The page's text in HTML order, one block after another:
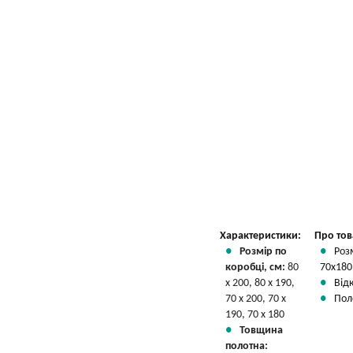
Характеристики:
Розмір по
коробці, см: 80
х 200, 80 х 190,
70 х 200, 70 х
190, 70 х 180
Товщина
полотна:
Про
70х180